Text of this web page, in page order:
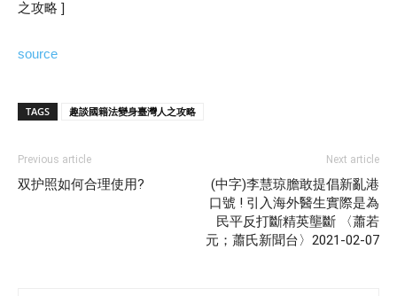
之攻略 ]
source
TAGS 趣談國籍法變身臺灣人之攻略
Previous article
双护照如何合理使用?
Next article
(中字)李慧琼膽敢提倡新亂港
口號 ! 引入海外醫生實際是為
民平反打斷精英壟斷 〈蕭若
元；蕭氏新聞台〉2021-02-07